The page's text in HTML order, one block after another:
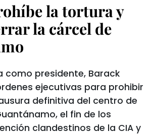
la tortura y
la cárcel de
como presidente, Barack
ejecutivas para prohibir
definitiva del centro de
el fin de los
clandestinos de la CIA y